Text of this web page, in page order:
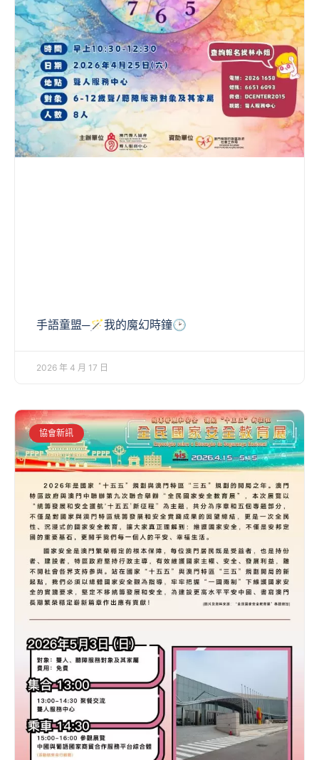
手語童盟─🪄我的魔幻時鐘🕑
2026 年 4 月 17 日
協會新訊